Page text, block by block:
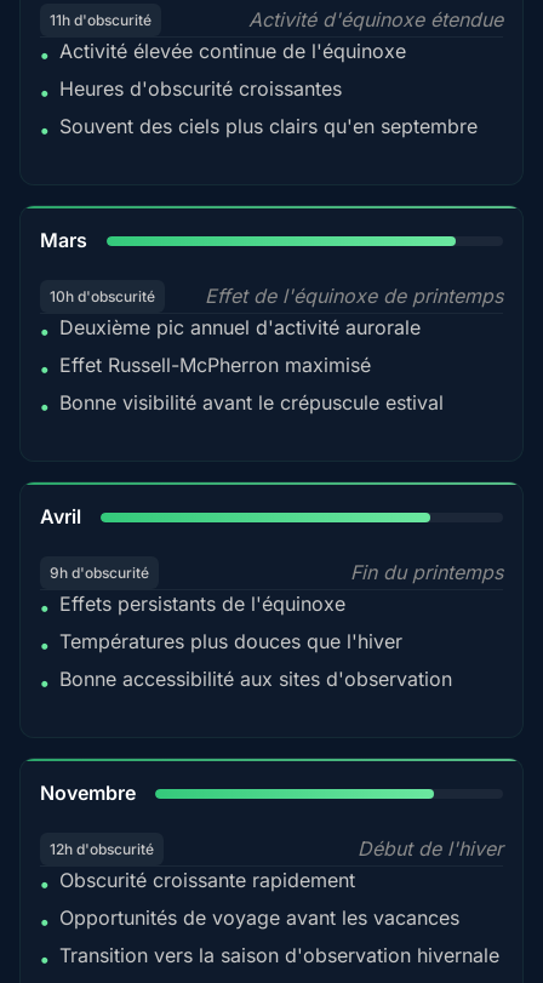
11h d'obscurité
Activité d'équinoxe étendue
• Activité élevée continue de l'équinoxe
• Heures d'obscurité croissantes
• Souvent des ciels plus clairs qu'en septembre
Mars
10h d'obscurité
Effet de l'équinoxe de printemps
• Deuxième pic annuel d'activité aurorale
• Effet Russell-McPherron maximisé
• Bonne visibilité avant le crépuscule estival
Avril
9h d'obscurité
Fin du printemps
• Effets persistants de l'équinoxe
• Températures plus douces que l'hiver
• Bonne accessibilité aux sites d'observation
Novembre
12h d'obscurité
Début de l'hiver
• Obscurité croissante rapidement
• Opportunités de voyage avant les vacances
• Transition vers la saison d'observation hivernale